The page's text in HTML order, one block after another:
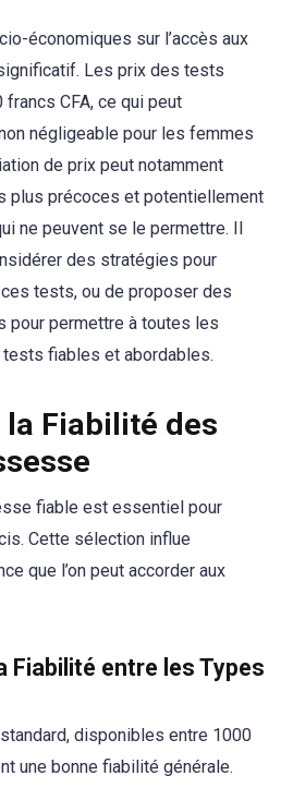
économiques sur l’accès aux
Les prix des tests
CFA, ce qui peut
négligeable pour les femmes
de prix peut notamment
plus précoces et potentiellement
ne peuvent se le permettre. Il
des stratégies pour
tests, ou de proposer des
pour permettre à toutes les
fiables et abordables.
la Fiabilité des
fiable est essentiel pour
Cette sélection influe
que l’on peut accorder aux
Fiabilité entre les Types
disponibles entre 1000
une bonne fiabilité générale.